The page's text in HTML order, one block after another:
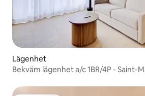
Lägenhet
Bekväm lägenhet a/c 1BR/4P - Saint-